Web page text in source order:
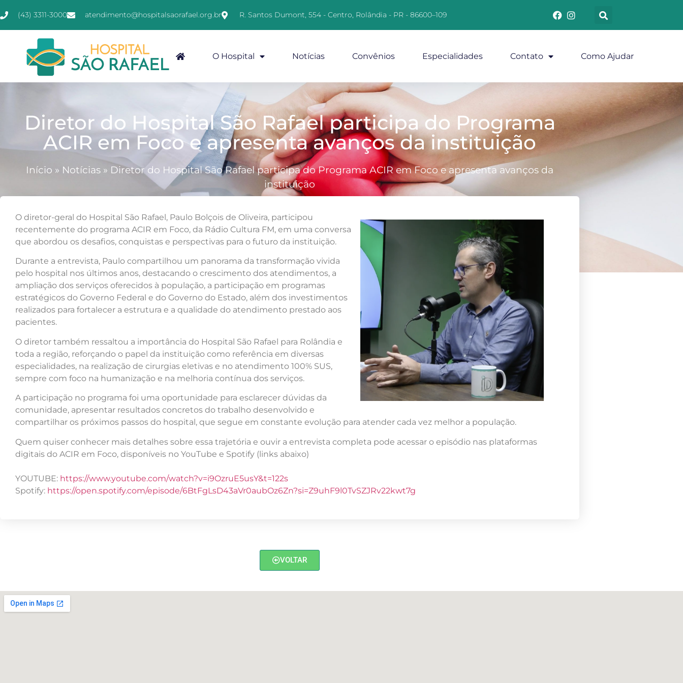
(43) 3311-3000 atendimento@hospitalsaorafael.org.br R. Santos Dumont, 554 - Centro, Rolândia - PR - 86600–109
O Hospital Notícias Convênios Especialidades Contato Como Ajudar
Diretor do Hospital São Rafael participa do Programa
ACIR em Foco e apresenta avanços da instituição
Início » Notícias » Diretor do Hospital São Rafael participa do Programa ACIR em Foco e apresenta avanços da
instituição
O diretor-geral do Hospital São Rafael, Paulo Bolçois de Oliveira, participou
recentemente do programa ACIR em Foco, da Rádio Cultura FM, em uma conversa
que abordou os desafios, conquistas e perspectivas para o futuro da instituição.
Durante a entrevista, Paulo compartilhou um panorama da transformação vivida
pelo hospital nos últimos anos, destacando o crescimento dos atendimentos, a
ampliação dos serviços oferecidos à população, a participação em programas
estratégicos do Governo Federal e do Governo do Estado, além dos investimentos
realizados para fortalecer a estrutura e a qualidade do atendimento prestado aos
pacientes.
O diretor também ressaltou a importância do Hospital São Rafael para Rolândia e
toda a região, reforçando o papel da instituição como referência em diversas
especialidades, na realização de cirurgias eletivas e no atendimento 100% SUS,
sempre com foco na humanização e na melhoria contínua dos serviços.
A participação no programa foi uma oportunidade para esclarecer dúvidas da
comunidade, apresentar resultados concretos do trabalho desenvolvido e
compartilhar os próximos passos do hospital, que segue em constante evolução para atender cada vez melhor a população.
Quem quiser conhecer mais detalhes sobre essa trajetória e ouvir a entrevista completa pode acessar o episódio nas plataformas
digitais do ACIR em Foco, disponíveis no YouTube e Spotify (links abaixo)
YOUTUBE: https://www.youtube.com/watch?v=i9OzruE5usY&t=122s
Spotify: https://open.spotify.com/episode/6BtFgLsD43aVr0aubOz6Zn?si=Z9uhF9l0TvSZJRv22kwt7g
VOLTAR